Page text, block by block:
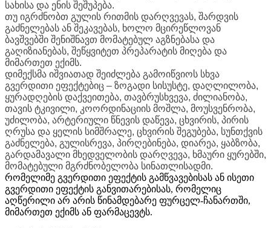
სახისა და ენის შეშუპება.
თუ იგრძნობთ გულის რითმის დარღვევას, შარდვის
გაძნელებას ან შეკავებას, ხოლო მცირეწლოვან
ბავშვებში შენიშნავთ მომატებულ აგზნებასა და
გაღიზიანებას, შეწყვიტეთ პრეპარატის მიღება და
მიმართეთ ექიმს.
დიმექსმა იშვიათად შეიძლება გამოიწვიოს სხვა
გვერდითი ეფექტებიც – ზოგადი სისუსტე, დაღლილობა,
ყურადღების დაქვეითება, თავბრუსხვევა, ძილიანობა,
თავის ტკივილი, კოორდინაციის მოშლა, მოუსვენრობა,
უძილობა, არტერიული წნევის დაწევა, ცხვირის, პირის
ღრუსა და ყელის სიმშრალე, ცხვირის შეგუბება, სუნთქვის
გაძნელება, გულისრევა, პირღებინება, დიარეა, ყაბზობა,
გარდამავალი მხედველობის დარღვევა, ხმაური ყურებში,
მომატებული მგრძნობელობა სინათლისადმი.
რომელიმე გვერდითი ეფექტის გამწვავებისას ან ისეთი
გვერდითი ეფექტის განვითარებისას, რომელიც
აღწერილი არ არის წინამდებარე ფურცელ-ჩანართში,
მიმართეთ ექიმს ან ფარმაცევტს.